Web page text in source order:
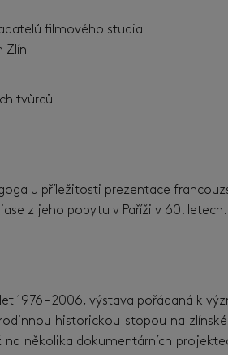
filmového studia
Zlín
tvůrců
u příležitosti prezentace
z jeho pobytu v Paříži v 60. letech.
1976 – 2006, výstava pořádaná k
historickou stopou na
několika dokumentárních